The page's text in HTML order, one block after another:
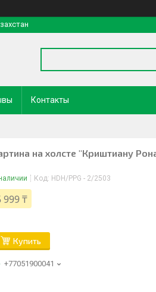
Контакты
на холсте "Криштиану
Код: HDH/PPG - 2/2503
999 ₸
Купить
+77051900041